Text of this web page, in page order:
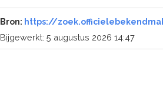
Bron: https://
Bijgewerkt: 5 augustus 2026 14:47